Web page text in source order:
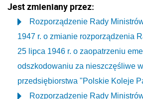
Jest zmieniany przez:
Rozporządzenie Rady
1947 r. o zmianie rozporządzenia
25 lipca 1946 r. o zaopatrzeniu
odszkodowaniu za nieszczęśliwe
przedsiębiorstwa "Polskie Koleje
Rozporządzenie Rady